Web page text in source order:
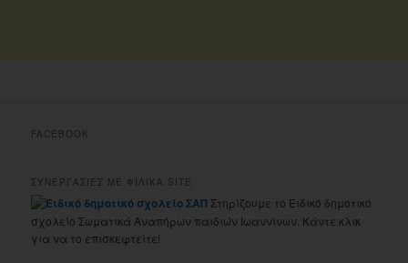
FACEBOOK
ΣΥΝΕΡΓΑΣΙΕΣ ΜΕ ΦΙΛΙΚΑ SITE
Στηρίζουμε το Ειδικό δημοτικό
σχολείο Σωματικά Αναπήρων παιδιών Ιωαννίνων. Κάντε κλικ
για να το επισκεφτείτε!